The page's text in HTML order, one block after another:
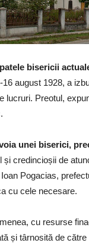
bisericii
august 1928, a
lucruri. Preotul,
unei biserici,
credincioșii de
Pogacias,
cu cele necesare.
cu resurse
și târnosită de